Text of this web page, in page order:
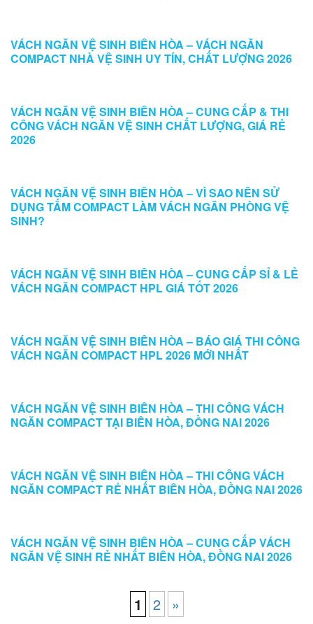
VÁCH NGĂN VỆ SINH BIÊN HÒA – VÁCH NGĂN
COMPACT NHÀ VỆ SINH UY TÍN, CHẤT LƯỢNG 2026
VÁCH NGĂN VỆ SINH BIÊN HÒA – CUNG CẤP & THI
CÔNG VÁCH NGĂN VỆ SINH CHẤT LƯỢNG, GIÁ RẺ
2026
VÁCH NGĂN VỆ SINH BIÊN HÒA – VÌ SAO NÊN SỬ
DỤNG TẤM COMPACT LÀM VÁCH NGĂN PHÒNG VỆ
SINH?
VÁCH NGĂN VỆ SINH BIÊN HÒA – CUNG CẤP SỈ & LẺ
VÁCH NGĂN COMPACT HPL GIÁ TỐT 2026
VÁCH NGĂN VỆ SINH BIÊN HÒA – BÁO GIÁ THI CÔNG
VÁCH NGĂN COMPACT HPL 2026 MỚI NHẤT
VÁCH NGĂN VỆ SINH BIÊN HÒA – THI CÔNG VÁCH
NGĂN COMPACT TẠI BIÊN HÒA, ĐỒNG NAI 2026
VÁCH NGĂN VỆ SINH BIÊN HÒA – THI CÔNG VÁCH
NGĂN COMPACT RẺ NHẤT BIÊN HÒA, ĐỒNG NAI 2026
VÁCH NGĂN VỆ SINH BIÊN HÒA – CUNG CẤP VÁCH
NGĂN VỆ SINH RẺ NHẤT BIÊN HÒA, ĐỒNG NAI 2026
1 2 »